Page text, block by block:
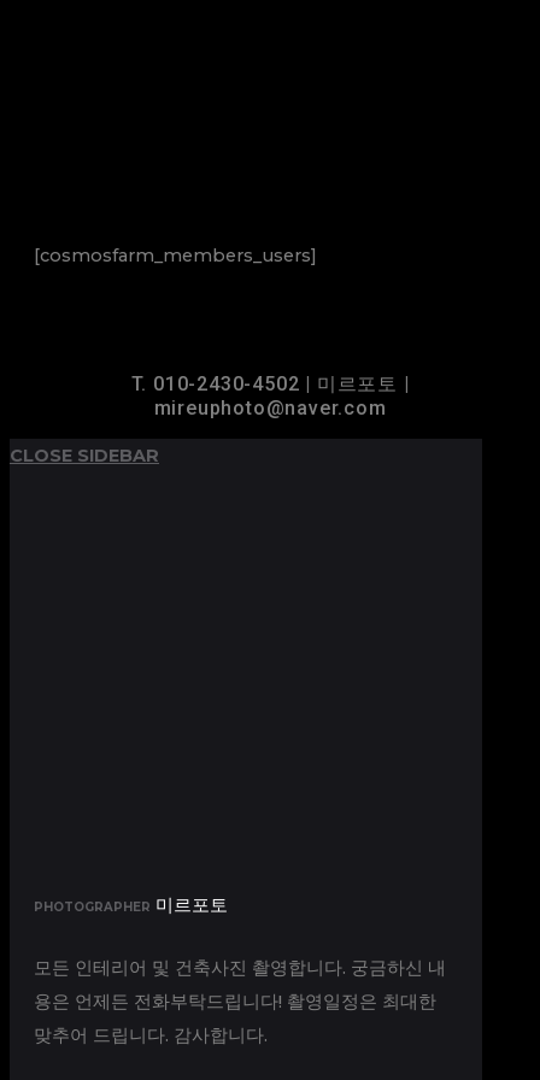
[cosmosfarm_members_users]
T. 010-2430-4502 | 미르포토 |
mireuphoto@naver.com
CLOSE SIDEBAR
PHOTOGRAPHER 미르포토
모든 인테리어 및 건축사진 촬영합니다. 궁금하신 내
용은 언제든 전화부탁드립니다! 촬영일정은 최대한
맞추어 드립니다. 감사합니다.